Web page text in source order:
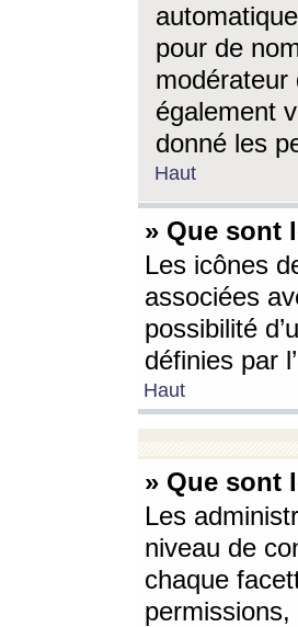
pour de
modérateur
également
donné les
Haut
» Que sont
Les icônes
associées
possibilité
définies par
Haut
» Que sont
Les
niveau de
chaque
permissions,